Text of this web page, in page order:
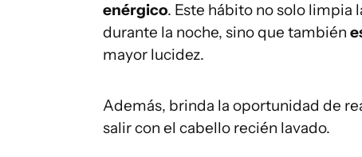
enérgico. Este hábito no solo limpia
durante la noche, sino que también
mayor lucidez.
Además, brinda la oportunidad de
salir con el cabello recién lavado.